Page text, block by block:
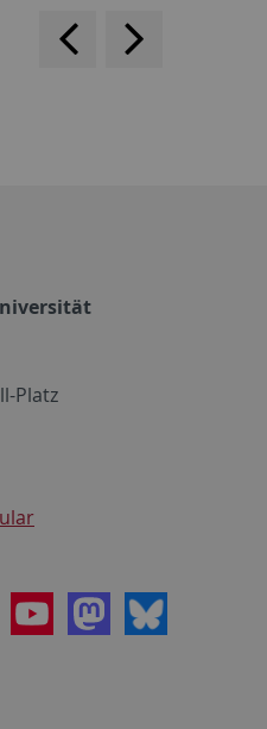
backwards
Platz
YoutubeMastodon
Bluesky